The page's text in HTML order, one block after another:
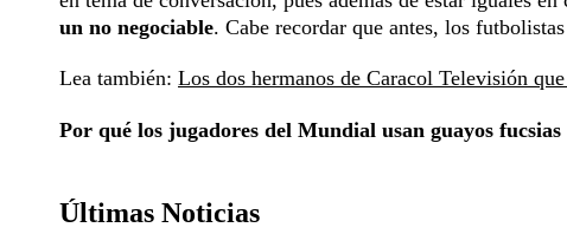
un no negociable. Cabe recordar que antes, los
Lea también: Los dos hermanos de Caracol Televisión
Por qué los jugadores del Mundial usan guayos fucsias
Últimas Noticias